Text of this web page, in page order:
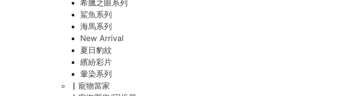
希臘之眼系列
鯊魚系列
海馬系列
New Arrival
夏日豹紋
繽紛彩片
暈染系列
▏寵物當家